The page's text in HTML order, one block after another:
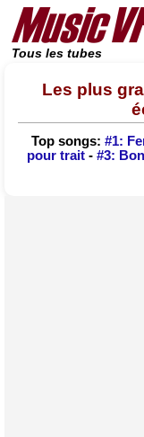
Tous les tubes
Les plus
Top songs: #1:
pour trait - #3: